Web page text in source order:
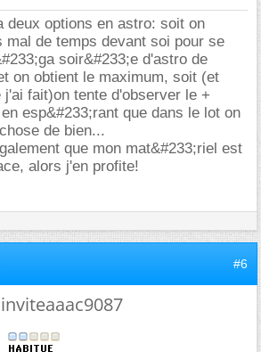
deux options en astro: soit on
mal de temps devant soi pour se
soir&#233;e d'astro de
on obtient le maximum, soit (et
fait)on tente d'observer le +
esp&#233;rant que dans le lot on
de bien...
que mon mat&#233;riel est
alors j'en profite!
#6
inviteaaac9087